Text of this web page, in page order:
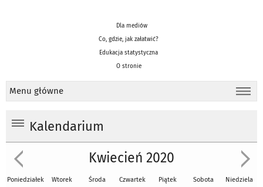
Dla mediów
Co, gdzie, jak załatwić?
Edukacja statystyczna
O stronie
Menu główne
Kalendarium
Kwiecień 2020
Poniedziałek Wtorek Środa Czwartek Piątek Sobota Niedziela